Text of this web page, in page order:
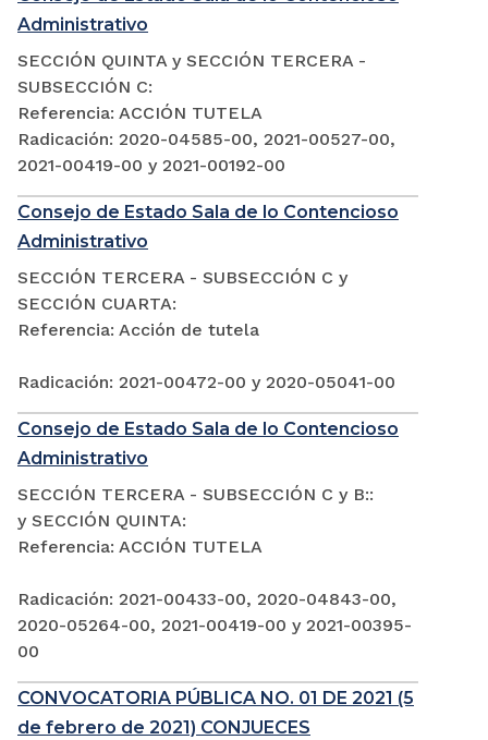
Administrativo
SECCIÓN QUINTA y SECCIÓN TERCERA -
SUBSECCIÓN C:
Referencia: ACCIÓN TUTELA
Radicación: 2020-04585-00, 2021-00527-00,
2021-00419-00 y 2021-00192-00
Consejo de Estado Sala de lo Contencioso
Administrativo
SECCIÓN TERCERA - SUBSECCIÓN C y
SECCIÓN CUARTA:
Referencia: Acción de tutela
Radicación: 2021-00472-00 y 2020-05041-00
Consejo de Estado Sala de lo Contencioso
Administrativo
SECCIÓN TERCERA - SUBSECCIÓN C y B::
y SECCIÓN QUINTA:
Referencia: ACCIÓN TUTELA
Radicación: 2021-00433-00, 2020-04843-00,
2020-05264-00, 2021-00419-00 y 2021-00395-
00
CONVOCATORIA PÚBLICA NO. 01 DE 2021 (5
de febrero de 2021) CONJUECES